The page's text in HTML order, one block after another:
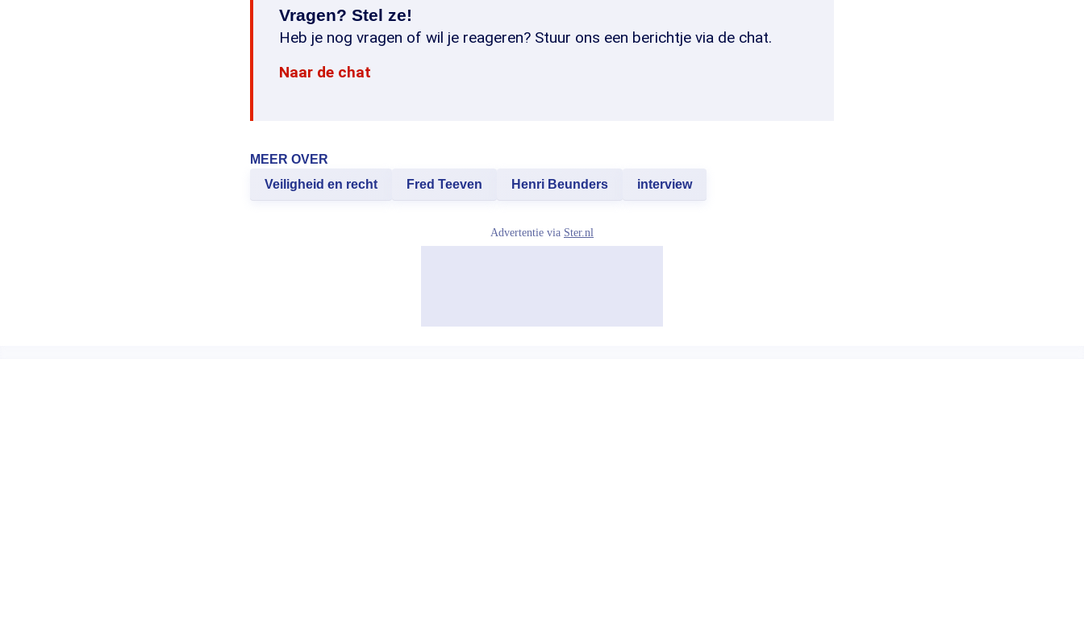
Vragen? Stel ze!
Heb je nog vragen of wil je reageren? Stuur ons een berichtje via de chat.
Naar de chat
MEER OVER
Veiligheid en recht
Fred Teeven Henri Beunders interview
Advertentie via Ster.nl